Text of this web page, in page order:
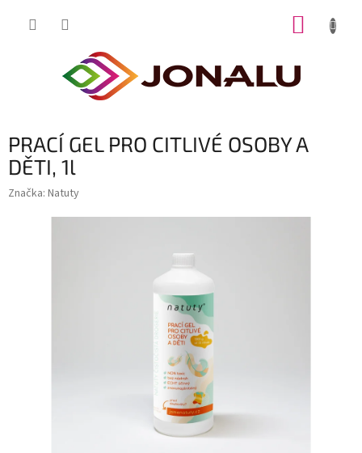
PRACÍ GEL PRO CITLIVÉ OSOBY A
DĚTI, 1l
Značka: Natuty